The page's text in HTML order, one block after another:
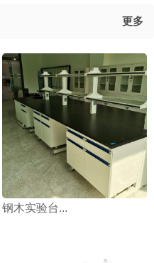
更多
钢木实验台...